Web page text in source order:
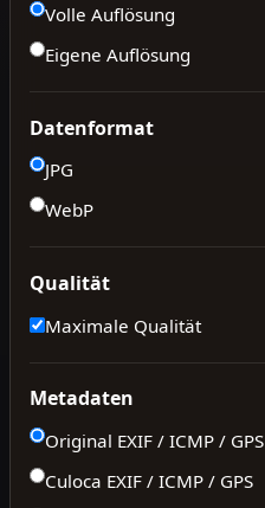
Volle Auflösung
Eigene Auflösung
Datenformat
JPG
WebP
Qualität
Maximale Qualität
Metadaten
Original EXIF / ICMP / GPS
Culoca EXIF / ICMP / GPS